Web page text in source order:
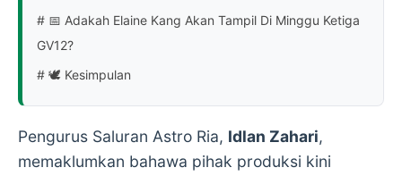
# 📅 Adakah Elaine Kang Akan Tampil Di Minggu Ketiga
GV12?
# 🕊️ Kesimpulan
Pengurus Saluran Astro Ria, Idlan Zahari,
memaklumkan bahawa pihak produksi kini